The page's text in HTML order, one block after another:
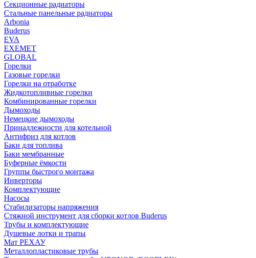
Секционные радиаторы
Стальные панельные радиаторы
Arbonia
Buderus
EVA
EXEMET
GLOBAL
Горелки
Газовые горелки
Горелки на отработке
Жидкотопливные горелки
Комбинированные горелки
Дымоходы
Немецкие дымоходы
Принадлежности для котельной
Антифриз для котлов
Баки для топлива
Баки мембранные
Буферные ёмкости
Группы быстрого монтажа
Инверторы
Комплектующие
Насосы
Стабилизаторы напряжения
Стяжной инструмент для сборки котлов Buderus
Трубы и комплектующие
Душевые лотки и трапы
Мат РЕХАУ
Металлопластиковые трубы